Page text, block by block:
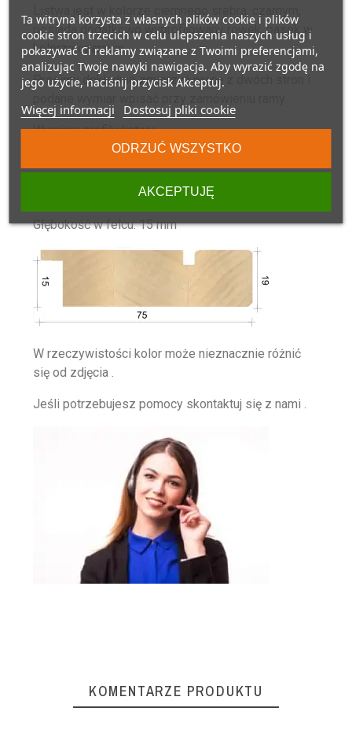
posiada dodatkowo wyprofilowany rowek, pasek w
kolorze czarnym.
Prosimy dokładnie zmierzyć pracę z dwóch stron i
Wymiary profilu listwy:
Wysokość listwy: 19 mm
Głębokość w felcu: 15 mm
W rzeczywistości kolor może nieznacznie różnić
się od zdjęcia .
Jeśli potrzebujesz pomocy skontaktuj się z nami .
KOMENTARZE PRODUKTU
Ta witryna korzysta z własnych plików cookie i plików
cookie stron trzecich w celu ulepszenia naszych usług i
pokazywać Ci reklamy związane z Twoimi preferencjami,
analizując Twoje nawyki nawigacja. Aby wyrazić zgodę na
jego użycie, naciśnij przycisk Akceptuj.
Więcej informacji Dostosuj pliki cookie
ODRZUĆ WSZYSTKO
AKCEPTUJĘ